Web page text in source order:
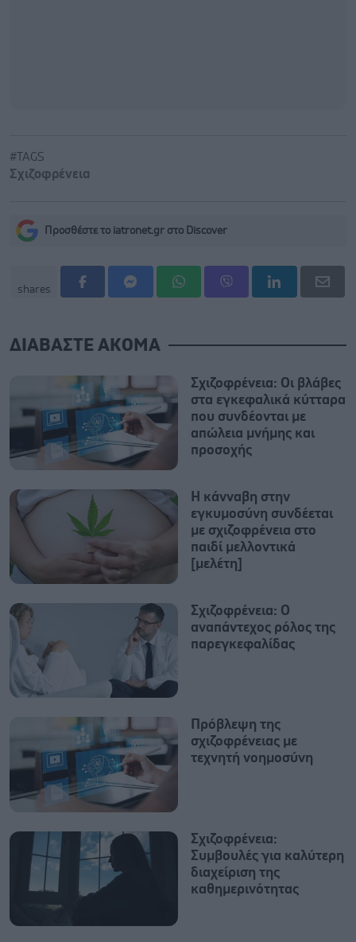
#TAGS
Σχιζοφρένεια
Προσθέστε το iatronet.gr στο Discover
shares
ΔΙΑΒΑΣΤΕ ΑΚΟΜΑ
Σχιζοφρένεια: Οι βλάβες
στα εγκεφαλικά κύτταρα
που συνδέονται με
απώλεια μνήμης και
προσοχής
Η κάνναβη στην
εγκυμοσύνη συνδέεται
με σχιζοφρένεια στο
παιδί μελλοντικά
[μελέτη]
Σχιζοφρένεια: Ο
αναπάντεχος ρόλος της
παρεγκεφαλίδας
Πρόβλεψη της
σχιζοφρένειας με
τεχνητή νοημοσύνη
Σχιζοφρένεια:
Συμβουλές για καλύτερη
διαχείριση της
καθημερινότητας